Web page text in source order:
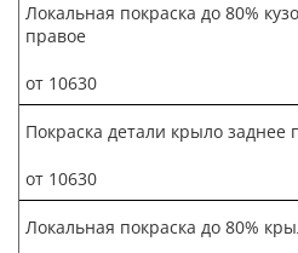
Локальная покраска до 80%
правое
от 10630
Покраска детали крыло заднее
от 10630
Локальная покраска до 80%